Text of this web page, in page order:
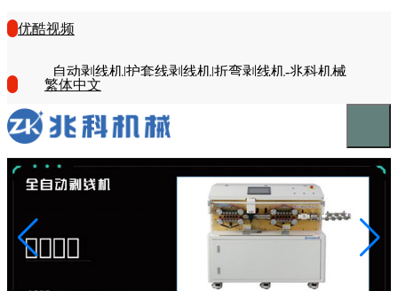
优酷视频
自动剥线机|护套线剥线机|折弯剥线机-兆科机械
繁体中文